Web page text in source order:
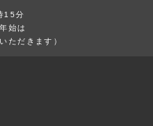
15分
始は
ただきます）